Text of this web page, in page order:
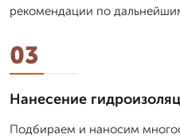
рекомендации по
03
Нанесение
Подбираем и наносим